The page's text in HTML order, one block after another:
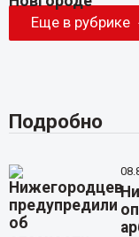
Еще в рубрике
Подробно